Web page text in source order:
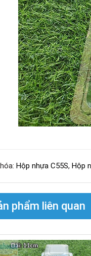
Hộp nhựa C55S, Hộp
phẩm liên quan